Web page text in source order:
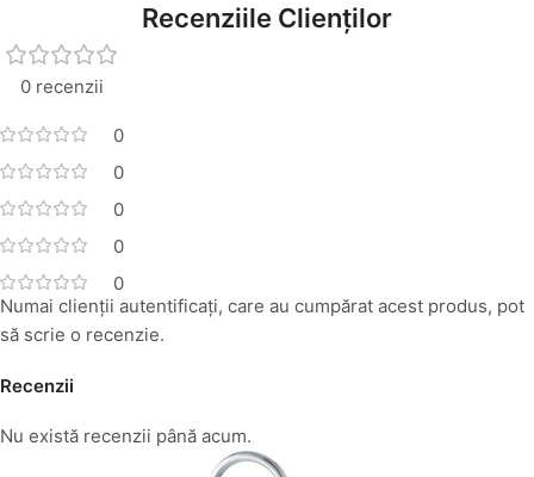
Recenziile Clienților
0 recenzii
0
0
0
0
0
Recenzii
Nu există recenzii până acum.
Numai clienții autentificați, care au cumpărat acest produs, pot
să scrie o recenzie.